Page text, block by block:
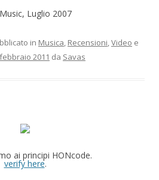
Luglio 2007
in Musica, Recensioni,Video e
2011 da Savas
ai principi HONcode.
verify here.